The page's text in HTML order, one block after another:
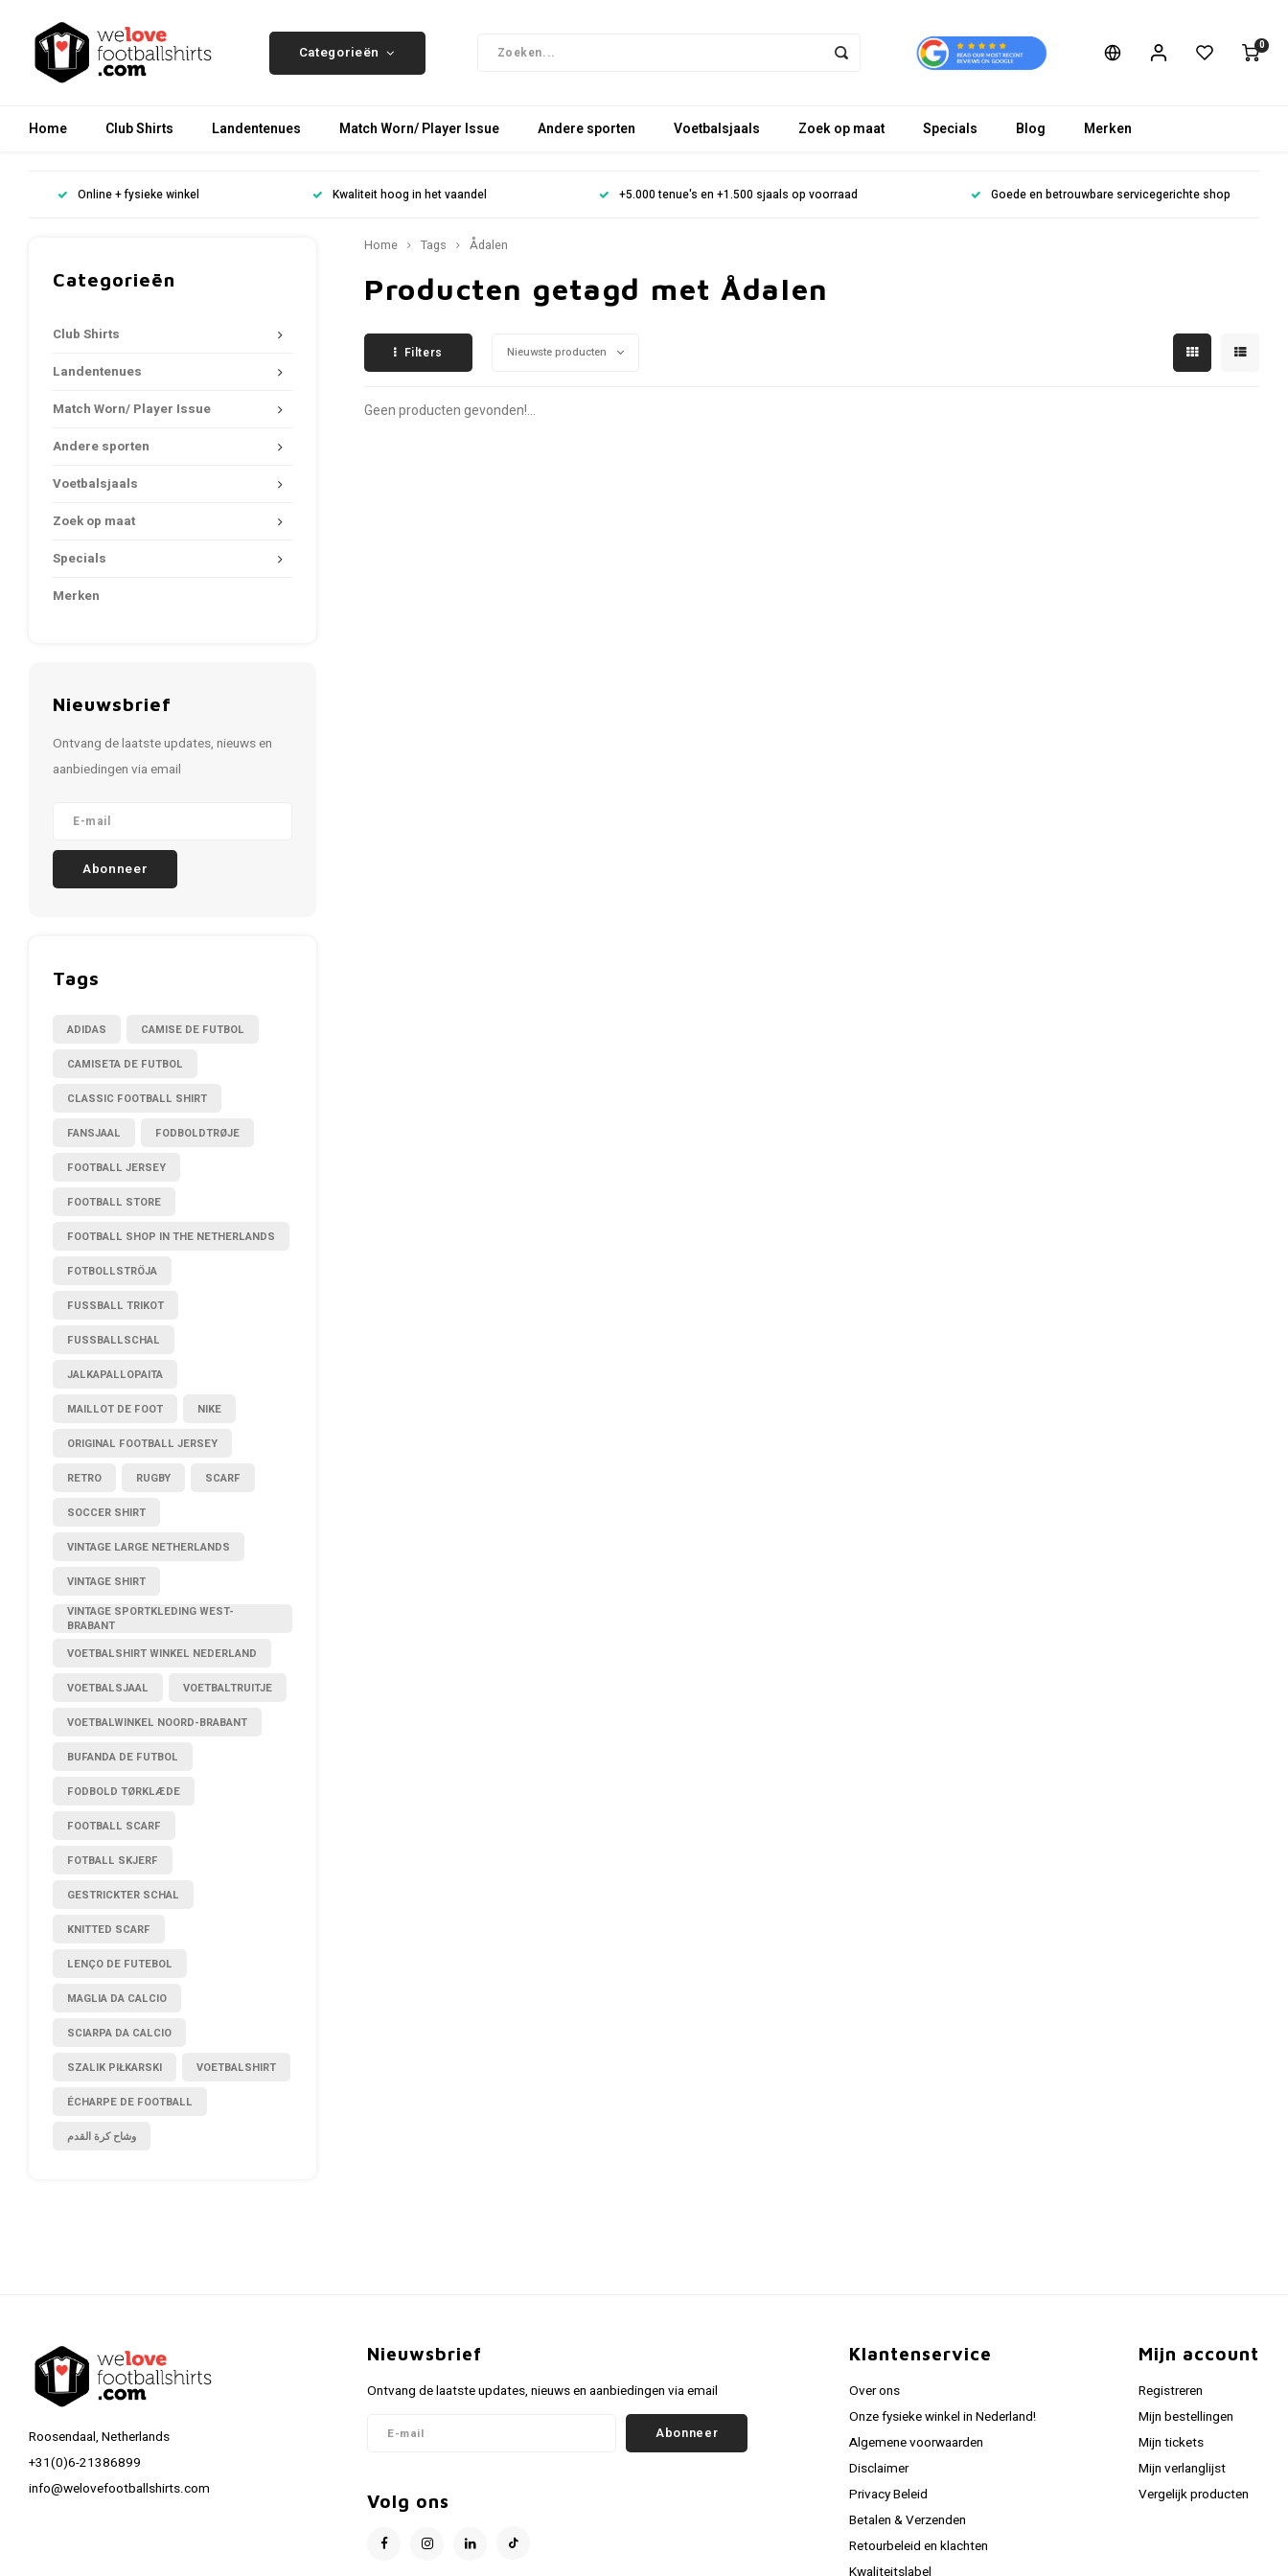
Categorieën 0
Home Club Shirts Landentenues Match Worn/ Player Issue Andere sporten Voetbalsjaals Zoek op maat Specials Blog Merken
Online + fysieke winkel Kwaliteit hoog in het vaandel +5.000 tenue's en +1.500 sjaals op voorraad Goede en betrouwbare servicegerichte shop
Categorieën
Club Shirts
Landentenues
Match Worn/ Player Issue
Andere sporten
Voetbalsjaals
Zoek op maat
Specials
Merken
Nieuwsbrief
Ontvang de laatste updates, nieuws en
aanbiedingen via email
Abonneer
Tags
ADIDAS CAMISE DE FUTBOL
CAMISETA DE FUTBOL
CLASSIC FOOTBALL SHIRT
FANSJAAL FODBOLDTRØJE
FOOTBALL JERSEY
FOOTBALL STORE
FOOTBALL SHOP IN THE NETHERLANDS
FOTBOLLSTRÖJA
FUSSBALL TRIKOT
FUSSBALLSCHAL
JALKAPALLOPAITA
MAILLOT DE FOOT NIKE
ORIGINAL FOOTBALL JERSEY
RETRO RUGBY SCARF
SOCCER SHIRT
VINTAGE LARGE NETHERLANDS
VINTAGE SHIRT
VINTAGE SPORTKLEDING WEST-
BRABANT
VOETBALSHIRT WINKEL NEDERLAND
VOETBALSJAAL VOETBALTRUITJE
VOETBALWINKEL NOORD-BRABANT
BUFANDA DE FUTBOL
FODBOLD TØRKLÆDE
FOOTBALL SCARF
FOTBALL SKJERF
GESTRICKTER SCHAL
KNITTED SCARF
LENÇO DE FUTEBOL
MAGLIA DA CALCIO
SCIARPA DA CALCIO
SZALIK PIŁKARSKI VOETBALSHIRT
ÉCHARPE DE FOOTBALL
وشاح كرة القدم
Home Tags Ådalen
Producten getagd met Ådalen
Filters Nieuwste producten
Geen producten gevonden!...
Roosendaal, Netherlands
+31(0)6-21386899
info@welovefootballshirts.com
Nieuwsbrief
Ontvang de laatste updates, nieuws en aanbiedingen via email
Abonneer
Volg ons
Klantenservice
Over ons
Onze fysieke winkel in Nederland!
Algemene voorwaarden
Disclaimer
Privacy Beleid
Betalen & Verzenden
Retourbeleid en klachten
Kwaliteitslabel
Mijn account
Registreren
Mijn bestellingen
Mijn tickets
Mijn verlanglijst
Vergelijk producten